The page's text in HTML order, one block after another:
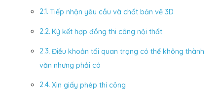
Tiếp nhận yêu cầu và chốt bản vẽ 3D
Ký kết hợp đồng thi công nội thất
Điều khoản tối quan trọng có thể không thành
văn nhưng phải có
Xin giấy phép thi công